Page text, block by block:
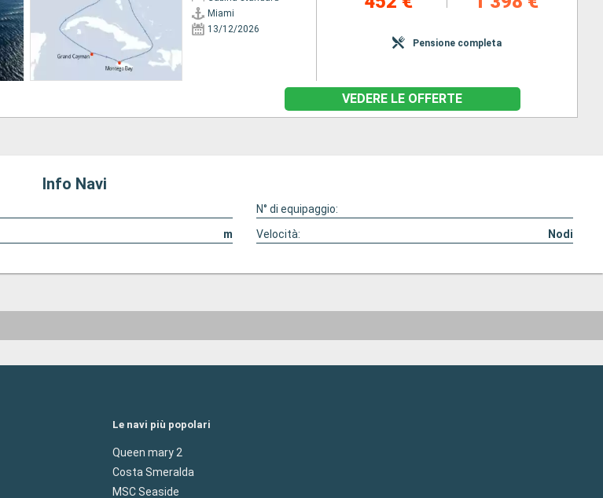
Miami
13/12/2026
Pensione completa
VEDERE LE OFFERTE
Info Navi
N° di equipaggio:
m Velocità: Nodi
Le navi più popolari
Queen mary 2
Costa Smeralda
MSC Seaside